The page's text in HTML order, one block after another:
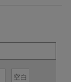
空白